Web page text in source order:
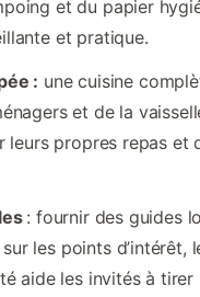
et du papier
et pratique.
: une cuisine
et de la
leurs propres repas et
: fournir des guides
les points d’intérêt,
aide les invités à